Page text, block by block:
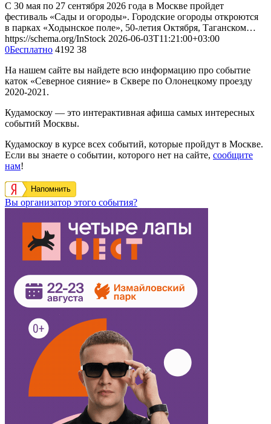
С 30 мая по 27 сентября 2026 года в Москве пройдет
фестиваль «Сады и огороды». Городские огороды откроются
в парках «Ходынское поле», 50-летия Октября, Таганском…
https://schema.org/InStock 2026-06-03T11:21:00+03:00
0Бесплатно 4192 38
На нашем сайте вы найдете всю информацию про событие
каток «Северное сияние» в Сквере по Олонецкому проезду
2020-2021.
Кудамоскоу — это интерактивная афиша самых интересных
событий Москвы.
Кудамоскоу в курсе всех событий, которые пройдут в Москве.
Если вы знаете о событии, которого нет на сайте, сообщите
нам!
Напомнить
Вы организатор этого события?